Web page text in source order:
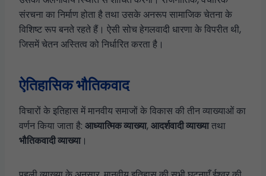
संरचना का निर्माण होता है तथा उसके अनरूप सामाजिक चेतना के
विशिष्ट रूप बनते रहते हैं। ऐसी सोच हेगलवादी धारणा के विपरीत थी,
जिसमें चेतन अस्तित्व को निर्धारित करता है।
ऐतिहासिक भौतिकवाद
विचारों के इतिहास में मानवीय समाजों के विकास की तीन व्याख्याओं का
वर्णन किया जाता है: आध्यात्मिक व्याख्या,आदर्शवादी व्याख्यातथा
भौतिकवादी व्याख्या।